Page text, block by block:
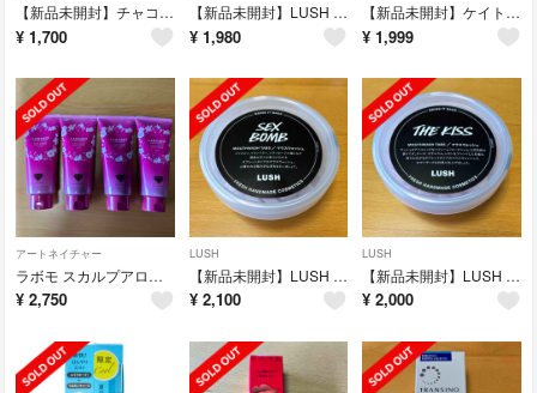
【新品未開封】チャコット フィニッシングキープミスト クール 50ml 限定
¥ 1,700
【新品未開封】LUSH ラッシュ セクシー・ダイナマイト マウスウォッシュ
¥ 1,980
【新品未開封】ケイト KATE リップモンスター 14 憧れの日光浴
¥ 1,999
アートネイチャー
ラボモ スカルプアロマ ヘアカラートリートメント ルーチェ ダークブラウン 4本
¥ 2,750
LUSH
【新品未開封】LUSH ラッシュ セクシー・ダイナマイト マウスウォッシュ
¥ 2,100
LUSH
【新品未開封】LUSH ラッシュTHE KISS マウスウォッシュタブ
¥ 2,000